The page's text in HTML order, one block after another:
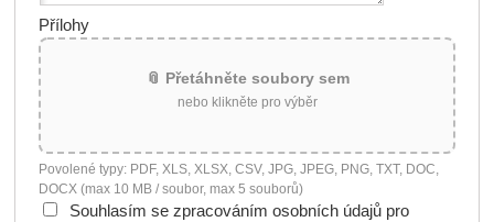
Přílohy
📎 Přetáhněte soubory sem
nebo klikněte pro výběr
Povolené typy: PDF, XLS, XLSX, CSV, JPG, JPEG, PNG, TXT, DOC,
DOCX (max 10 MB / soubor, max 5 souborů)
Souhlasím se zpracováním osobních údajů pro